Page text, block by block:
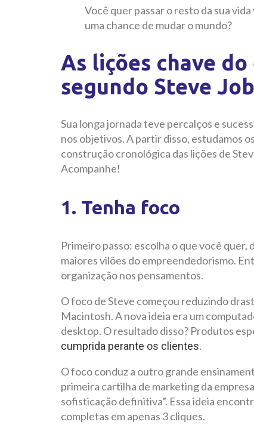
Você quer passar o resto da sua
uma chance de mudar o mundo?
As lições chave
segundo Steve
Sua longa jornada teve percalços e
nos objetivos. A partir disso, estudamos
construção cronológica das lições de
Acompanhe!
1. Tenha foco
Primeiro passo: escolha o que você quer,
maiores vilões do empreendedorismo.
organização nos pensamentos.
O foco de Steve começou reduzindo
Macintosh. A nova ideia era um
desktop. O resultado disso? Produtos
cumprida perante os clientes.
O foco conduz a outro grande
primeira cartilha de marketing da
sofisticação definitiva”. Essa ideia
completas em apenas 3 cliques.